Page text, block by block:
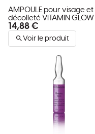
AMPOULE pour visage et
décolleté VITAMIN GLOW
14,88 €
Voir le produit